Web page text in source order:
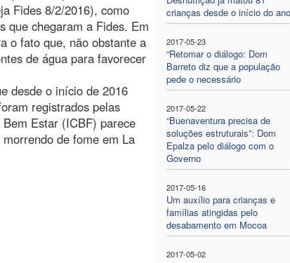
crianças desde o início do ano
2017-05-23
“Retomar o diálogo: Dom
Barreto diz que a população
pede o necessário
2017-05-22
“Buenaventura precisa de
soluções estruturais”: Dom
Epalza pelo diálogo com o
Governo
2017-05-16
Um auxílio para crianças e
famílias atingidas pelo
desabamento em Mocoa
2017-05-02
Fides 8/2/2016), como
que chegaram a Fides. Em
o fato que, não obstante a
de água para favorecer
desde o início de 2016
registrados pelas
Estar (ICBF) parece
de fome em La